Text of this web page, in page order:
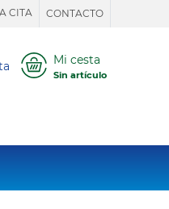
CITA CONTACTO
Mi cesta
Sin artículo